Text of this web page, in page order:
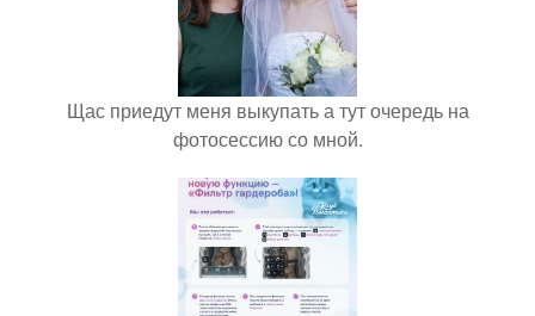
Щас приедут меня выкупать а тут очередь на
фотосессию со мной.